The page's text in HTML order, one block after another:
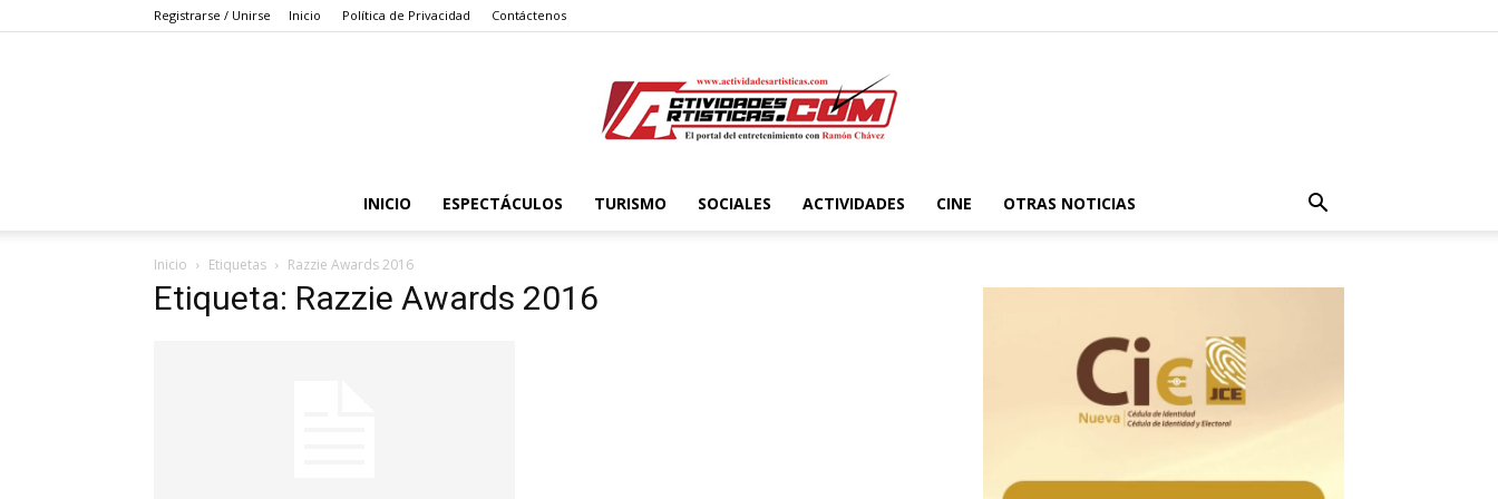
Registrarse / Unirse Inicio Política de Privacidad Contáctenos
Actividadesartisticas.com
INICIO ESPECTÁCULOS TURISMO SOCIALES ACTIVIDADES CINE OTRAS NOTICIAS
Inicio Etiquetas Razzie Awards 2016
Etiqueta: Razzie Awards 2016